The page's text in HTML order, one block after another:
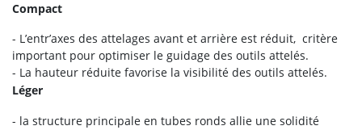
Compact
- L’entr’axes des attelages avant et arrière est réduit, critère
important pour optimiser le guidage des outils attelés.
- La hauteur réduite favorise la visibilité des outils attelés.
Léger
- la structure principale en tubes ronds allie une solidité